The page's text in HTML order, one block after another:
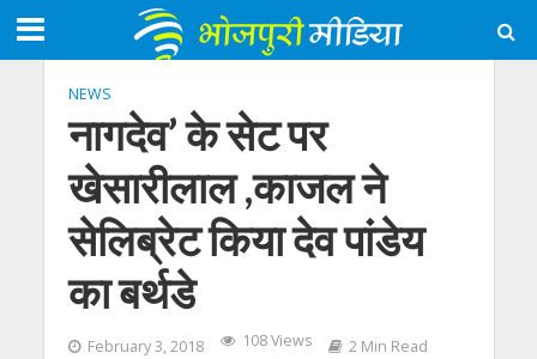
NEWS
नागदेव’ के सेट पर
खेसारीलाल ,काजल ने
सेलिब्रेट किया देव पांडेय
का बर्थडे
February 3, 2018 108 Views 2 Min Read